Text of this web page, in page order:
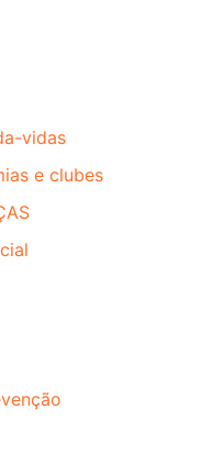
vidas
e clubes